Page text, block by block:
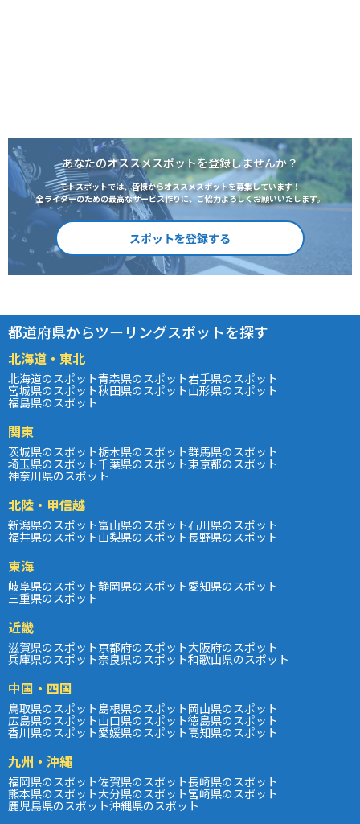
あなたのオススメスポットを登録しませんか？
モトスポットでは、皆様からオススメスポットを募集しています！
全ライダーのための最高なサービス作りに、ご協力よろしくお願いいたします。
スポットを登録する
都道府県からツーリングスポットを探す
北海道・東北
北海道のスポット青森県のスポット岩手県のスポット
宮城県のスポット秋田県のスポット山形県のスポット
福島県のスポット
関東
茨城県のスポット栃木県のスポット群馬県のスポット
埼玉県のスポット千葉県のスポット東京都のスポット
神奈川県のスポット
北陸・甲信越
新潟県のスポット富山県のスポット石川県のスポット
福井県のスポット山梨県のスポット長野県のスポット
東海
岐阜県のスポット静岡県のスポット愛知県のスポット
三重県のスポット
近畿
滋賀県のスポット京都府のスポット大阪府のスポット
兵庫県のスポット奈良県のスポット和歌山県のスポット
中国・四国
鳥取県のスポット島根県のスポット岡山県のスポット
広島県のスポット山口県のスポット徳島県のスポット
香川県のスポット愛媛県のスポット高知県のスポット
九州・沖縄
福岡県のスポット佐賀県のスポット長崎県のスポット
熊本県のスポット大分県のスポット宮崎県のスポット
鹿児島県のスポット沖縄県のスポット